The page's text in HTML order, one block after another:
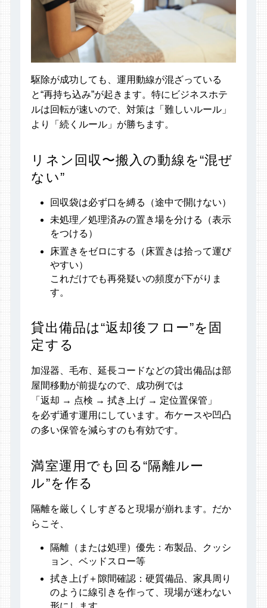
駆除が成功しても、運用動線が混ざっている
と“再持ち込み”が起きます。特にビジネスホテ
ルは回転が速いので、対策は「難しいルール」
より「続くルール」が勝ちます。
リネン回収〜搬入の動線を“混ぜ
ない”
回収袋は必ず口を縛る（途中で開けない）
未処理／処理済みの置き場を分ける（表示
をつける）
床置きをゼロにする（床置きは拾って運び
やすい）
これだけでも再発疑いの頻度が下がりま
す。
貸出備品は“返却後フロー”を固
定する
加湿器、毛布、延長コードなどの貸出備品は部
屋間移動が前提なので、成功例では
「返却 → 点検 → 拭き上げ → 定位置保管」
を必ず通す運用にしています。布ケースや凹凸
の多い保管を減らすのも有効です。
満室運用でも回る“隔離ルー
ル”を作る
隔離を厳しくしすぎると現場が崩れます。だか
らこそ、
隔離（または処理）優先：布製品、クッシ
ョン、ベッドスロー等
拭き上げ＋隙間確認：硬質備品、家具周り
のように線引きを作って、現場が迷わない
形にします。